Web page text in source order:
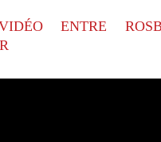
ENTRE